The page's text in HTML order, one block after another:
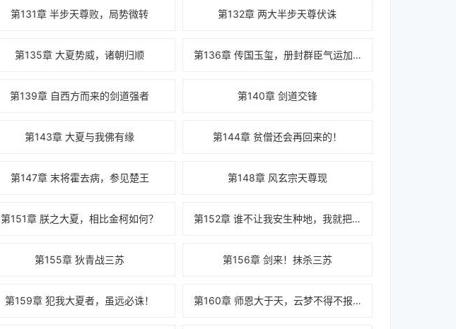
第131章 半步天尊败，局势微转 第132章 两大半步天尊伏诛
第135章 大夏势威，诸朝归顺 第136章 传国玉玺，册封群臣气运加持
第139章 自西方而来的剑道强者 第140章 剑道交锋
第143章 大夏与我佛有缘 第144章 贫僧还会再回来的！
第147章 末将霍去病，参见楚王 第148章 风玄宗天尊现
第151章 朕之大夏，相比金柯如何？ 第152章 谁不让我安生种地，我就把人种土里去
第155章 狄青战三苏 第156章 剑来！抹杀三苏
第159章 犯我大夏者，虽远必诛！ 第160章 师恩大于天，云梦不得不报！